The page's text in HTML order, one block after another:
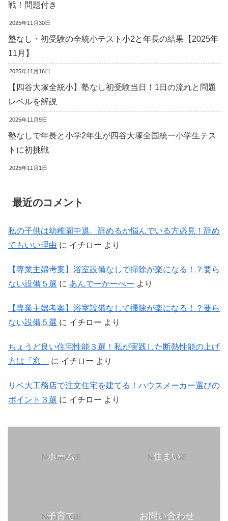
戦！問題付き
2025年11月30日
塾なし・初受験の全統小テスト小2と年長の結果【2025年
11月】
2025年11月16日
【四谷大塚全統小】塾なし初受験当日！1日の流れと問題
レベルを解説
2025年11月9日
塾なしで年長と小学2年生が四谷大塚全国統一小学生テス
トに初挑戦
2025年11月1日
最近のコメント
私の子供は幼稚園中退。辞めるか悩んでいる方必見！辞め
てもいい理由 に イチロー より
【専業主婦考案】浴室設備なしで掃除が楽になる！？要ら
ない設備５選 に あんでーかーべー より
【専業主婦考案】浴室設備なしで掃除が楽になる！？要ら
ない設備５選 に イチロー より
ちょうど良い住宅性能３選！私が実践した断熱性能の上げ
方は「窓」
に イチロー より
リベ大工務店で注文住宅を建てる！ハウスメーカー選びの
ポイント３選 に イチロー より
ホーム 住まい
子育て お問い合わせ